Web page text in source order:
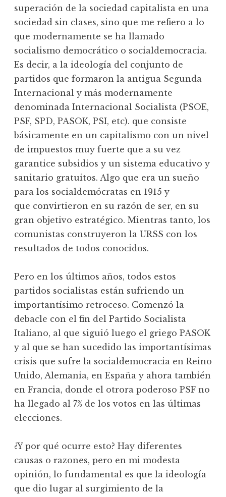
superación de la sociedad capitalista en una
sociedad sin clases, sino que me refiero a lo
que modernamente se ha llamado
socialismo democrático o socialdemocracia.
Es decir, a la ideología del conjunto de
partidos que formaron la antigua Segunda
Internacional y más modernamente
denominada Internacional Socialista (PSOE,
PSF, SPD, PASOK, PSI, etc). que consiste
básicamente en un capitalismo con un nivel
de impuestos muy fuerte que a su vez
garantice subsidios y un sistema educativo y
sanitario gratuitos. Algo que era un sueño
para los socialdemócratas en 1915 y
que convirtieron en su razón de ser, en su
gran objetivo estratégico. Mientras tanto, los
comunistas construyeron la URSS con los
resultados de todos conocidos.
Pero en los últimos años, todos estos
partidos socialistas están sufriendo un
importantísimo retroceso. Comenzó la
debacle con el fin del Partido Socialista
Italiano, al que siguió luego el griego PASOK
y al que se han sucedido las importantísimas
crisis que sufre la socialdemocracia en Reino
Unido, Alemania, en España y ahora también
en Francia, donde el otrora poderoso PSF no
ha llegado al 7% de los votos en las últimas
elecciones.
¿Y por qué ocurre esto? Hay diferentes
causas o razones, pero en mi modesta
opinión, lo fundamental es que la ideología
que dio lugar al surgimiento de la